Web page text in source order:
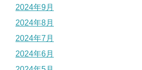
2024年9月
2024年8月
2024年7月
2024年6月